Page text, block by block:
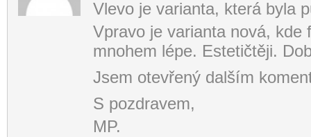
Vlevo je varianta, která byla
Vpravo je varianta nová,
mnohem lépe. Estetičtěji.
Jsem otevřený dalším
S pozdravem,
MP.